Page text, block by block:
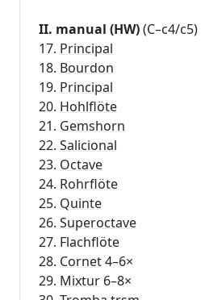
II. manual (HW)(C–c4/c5)
17. Principal
18. Bourdon
19. Principal
20. Hohlflöte
21. Gemshorn
22. Salicional
23. Octave
24. Rohrflöte
25. Quinte
26. Superoctave
27. Flachflöte
28. Cornet4–6×
29. Mixtur 6–8×